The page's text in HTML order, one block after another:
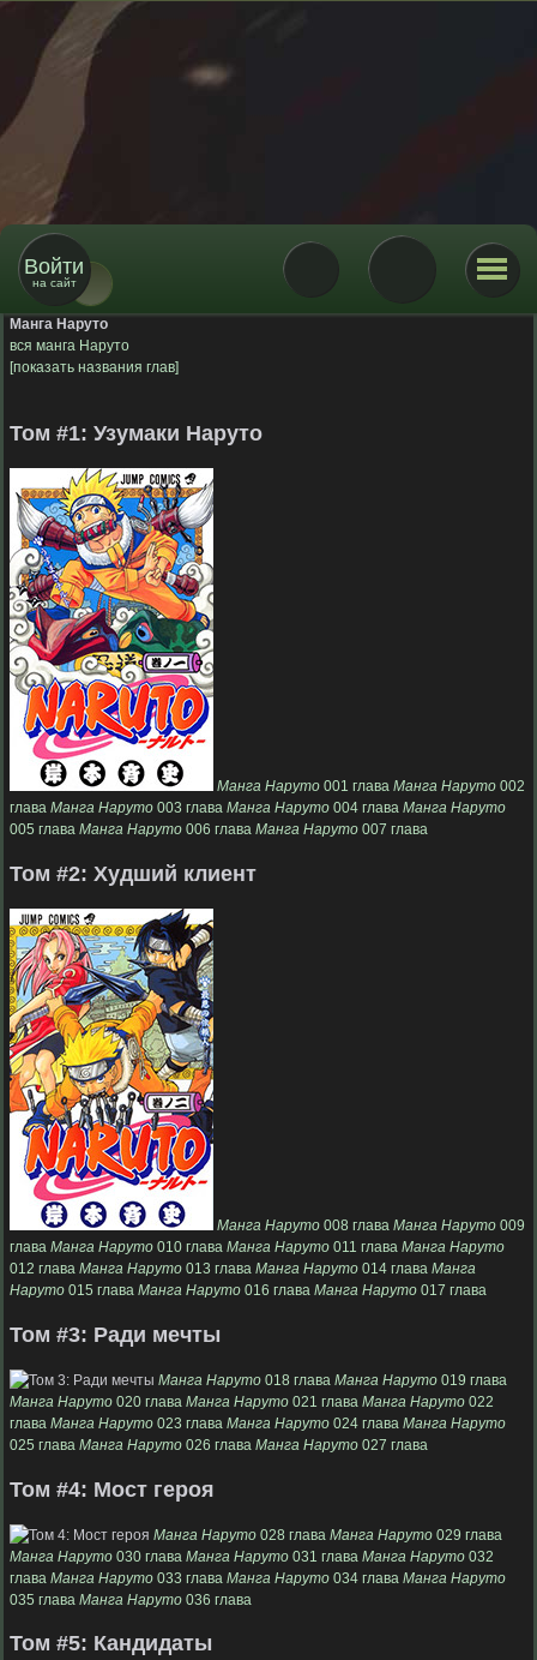
Войти
на сайт
Манга Наруто
вся манга Наруто
[показать названия глав]
Том #1: Узумаки Наруто
Манга Наруто 001 глава Манга Наруто 002
глава Манга Наруто 003 глава Манга Наруто 004 глава Манга Наруто
005 глава Манга Наруто 006 глава Манга Наруто 007 глава
Том #2: Худший клиент
Манга Наруто 008 глава Манга Наруто 009
глава Манга Наруто 010 глава Манга Наруто 011 глава Манга Наруто
012 глава Манга Наруто 013 глава Манга Наруто 014 глава Манга
Наруто 015 глава Манга Наруто 016 глава Манга Наруто 017 глава
Том #3: Ради мечты
Манга Наруто 018 глава Манга Наруто 019 глава
Манга Наруто 020 глава Манга Наруто 021 глава Манга Наруто 022
глава Манга Наруто 023 глава Манга Наруто 024 глава Манга Наруто
025 глава Манга Наруто 026 глава Манга Наруто 027 глава
Том #4: Мост героя
Манга Наруто 028 глава Манга Наруто 029 глава
Манга Наруто 030 глава Манга Наруто 031 глава Манга Наруто 032
глава Манга Наруто 033 глава Манга Наруто 034 глава Манга Наруто
035 глава Манга Наруто 036 глава
Том #5: Кандидаты